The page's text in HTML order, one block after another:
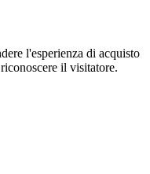
l'esperienza di acquisto
il visitatore.